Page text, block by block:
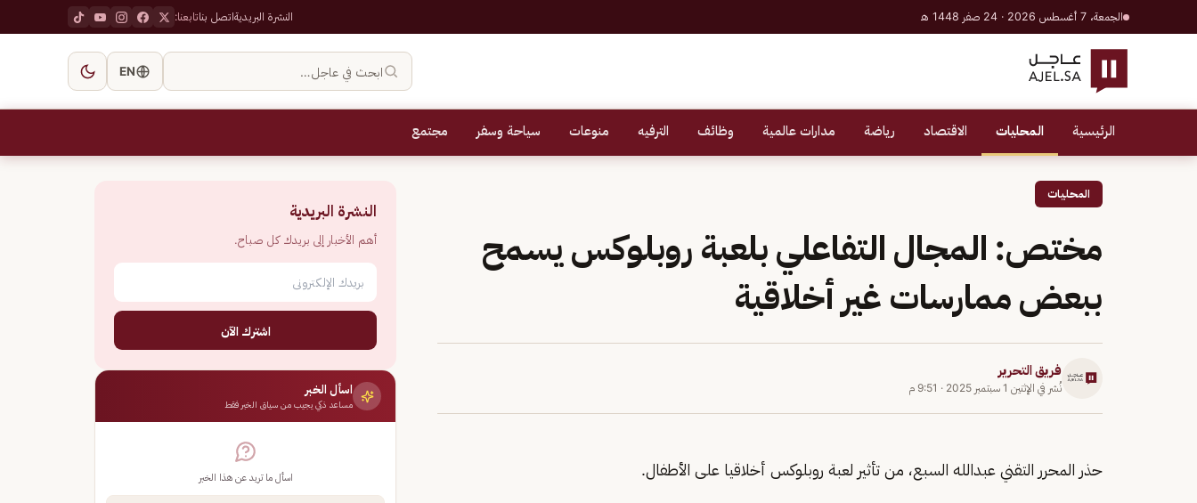
الجمعة، 7 أغسطس 2026 · 24 صفر 1448 هـ النشرة البريديةاتصل بناتابعنا:
ابحث في عاجل… EN
الرئيسية المحليات الاقتصاد رياضة مدارات عالمية وظائف الترفيه منوعات سياحة وسفر مجتمع
المحليات
مختص: المجال التفاعلي بلعبة روبلوكس يسمح
ببعض ممارسات غير أخلاقية
فريق التحرير
نُشر في الإثنين 1 سبتمبر 2025 · 9:51 م
حذر المحرر التقني عبدالله السبع، من تأثير لعبة روبلوكس أخلاقيا على الأطفال.
النشرة البريدية
أهم الأخبار إلى بريدك كل صباح.
اشترك الآن
اسأل الخبر
مساعد ذكي يجيب من سياق الخبر فقط
اسأل ما تريد عن هذا الخبر